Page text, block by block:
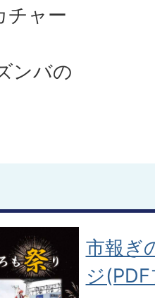
チャー
ンバの
市報ぎ
ジ